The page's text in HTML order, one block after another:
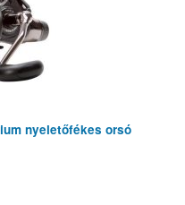
nyeletőfékes orsó